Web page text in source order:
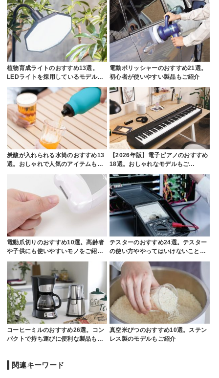
植物育成ライトのおすすめ13選。
LEDライトを採用しているモデル…
電動ポリッシャーのおすすめ21選。
初心者が使いやすい製品もご紹介
炭酸が入れられる水筒のおすすめ13
選。おしゃれで人気のアイテムも…
【2026年版】電子ピアノのおすすめ
18選。おしゃれなモデルもご…
電動爪切りのおすすめ10選。高齢者
や子供にも使いやすいモノをご紹…
テスターのおすすめ24選。テスター
の使い方ややってはいけないこと…
コーヒーミルのおすすめ26選。コン
パクトで持ち運びに便利な製品も…
真空米びつのおすすめ10選。ステン
レス製のモデルもご紹介
関連キーワード